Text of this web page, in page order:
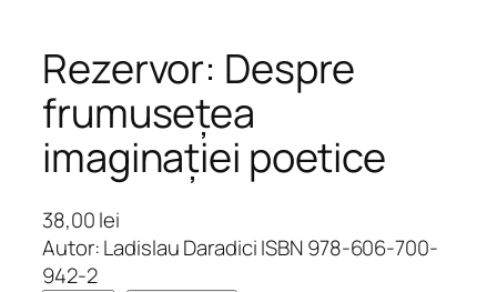
Rezervor: Despre
frumusețea
imaginației poetice
38,00lei
Autor: Ladislau Daradici ISBN 978-606-700-
942-2